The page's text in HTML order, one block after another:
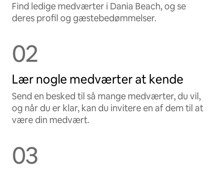
Find ledige medværter i Dania Beach, og se
deres profil og gæstebedømmelser.
02
Lær nogle medværter at kende
Send en besked til så mange medværter, du vil,
og når du er klar, kan du invitere en af dem til at
være din medvært.
03